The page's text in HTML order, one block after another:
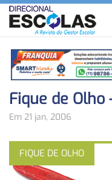
Fique de
Em 21 jan, 2006
FIQUE DE OLHO